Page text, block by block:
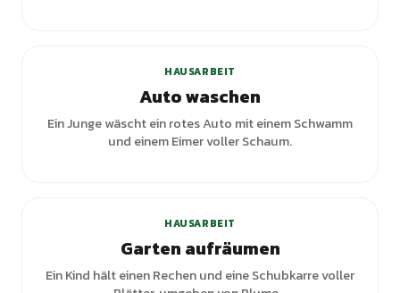
HAUSARBEIT
Auto waschen
Ein Junge wäscht ein rotes Auto mit einem Schwamm
und einem Eimer voller Schaum.
HAUSARBEIT
Garten aufräumen
Ein Kind hält einen Rechen und eine Schubkarre voller